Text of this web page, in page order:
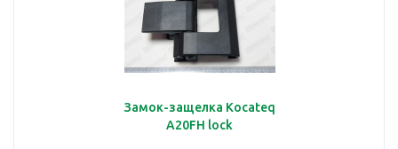
Замок-защелка Kocateq
A20FH lock